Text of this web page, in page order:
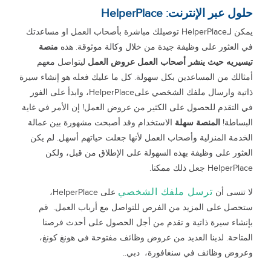
حلول عبر الإنترنت: HelperPlace
يمكن لـHelperPlace توصيلك مباشرة بأصحاب العمل او مساعدتك
في العثور على وظيفة جيدة من خلال وكالة موثوقة. هذه منصة
تيسيريه حيث ينشر أصحاب العمل عروض العمل ليتواصل معهم
أمثالك من المساعدين بكل سهولة. كل ما عليك فعله هو إنشاء سيرة
ذاتية وارسال ملفك الشخصي علىHelperPlace، وابدأ على الفور
في التقدم للحصول على الكثير من عروض العمل! إن الأمر في غاية
البساطة! المنصة سهلة الاستخدام وقد أصبحت مشهورة بين عمالة
الخدمة المنزلية وأصحاب العمل لأنها جعلت حياتهم أسهل. لم يكن
العثور على وظيفة بهذه السهولة على الإطلاق من قبل، ولكن
HelperPlace جعل ذلك ممكنا.
لا تنسى أن ترسل ملفك الشخصي
على HelperPlace،
ستحصل على المزيد من الفرص للتواصل مع أرباب العمل. قم
بإنشاء سيرة ذاتية و تقدم من أجل الحصول على أحدث فرصنا
المتاحة. لدينا العديد من عروض وظائف مفتوحة في هونغ كونغ،
وعروض وظائف في سنغافورة، دبي..